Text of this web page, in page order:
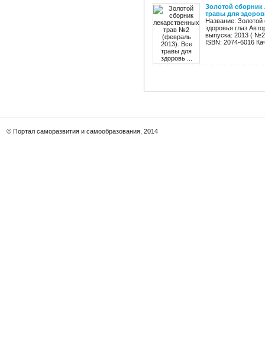
Золотой сборник
травы для
Название:
здоровья глаз
выпуска: 2013 (
ISBN: 2074-6016
© Портал саморазвития и самообразования, 2014